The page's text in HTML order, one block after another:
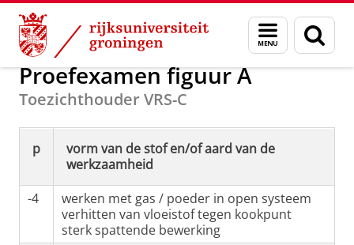
Skip
Content
Skip
Navigation
Menu
en
zoeken
Stralingsbescherming
Proefexamen figuur A
Toezichthouder VRS-C
p
vorm van de stof en/of aard van de
werkzaamheid
-4
werken met gas / poeder in open systeem
verhitten van vloeistof tegen kookpunt
sterk spattende bewerking